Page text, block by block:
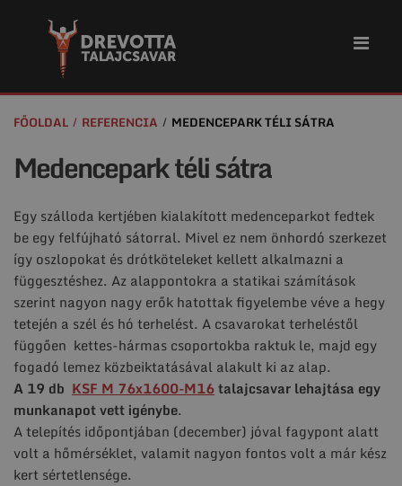
FŐOLDAL REFERENCIA MEDENCEPARK TÉLI SÁTRA
Medencepark téli sátra
Egy szálloda kertjében kialakított medenceparkot fedtek
be egy felfújható sátorral. Mivel ez nem önhordó szerkezet
így oszlopokat és drótköteleket kellett alkalmazni a
függesztéshez. Az alappontokra a statikai számítások
szerint nagyon nagy erők hatottak figyelembe véve a hegy
tetején a szél és hó terhelést. A csavarokat terheléstől
függően kettes-hármas csoportokba raktuk le, majd egy
fogadó lemez közbeiktatásával alakult ki az alap.
A 19 db KSF M 76x1600-M16talajcsavar lehajtása egy
munkanapot vett igénybe.
A telepítés időpontjában (december) jóval fagypont alatt
volt a hőmérséklet, valamit nagyon fontos volt a már kész
kert sértetlensége.